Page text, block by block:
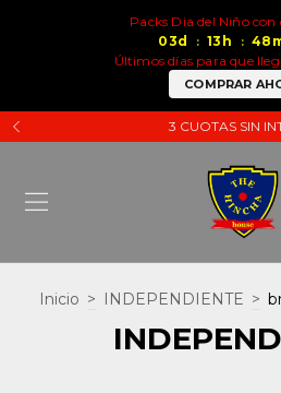
Packs Dia del Niño con
03d : 13 h : 48
Últimos días para que
COMPRAR
3 CUOTAS SIN
Inicio > INDEPENDIENTE >